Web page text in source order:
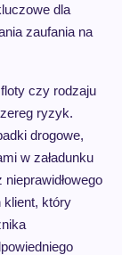
dla
zaufania na
czy rodzaju
ryzyk.
drogowe,
w załadunku
klient, który